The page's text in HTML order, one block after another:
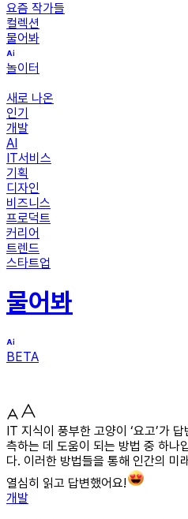
요즘 작가들
컬렉션
물어봐
놀이터
새로 나온
인기
개발
AI
IT서비스
기획
디자인
비즈니스
프로덕트
커리어
트렌드
스타트업
물어봐
BETA
IT 지식이 풍부한 고양이 ‘요고’가
측하는 데 도움이 되는 방법 중 하나
다. 이러한 방법들을 통해 인간의 미
열심히 읽고 답변했어요!
개발